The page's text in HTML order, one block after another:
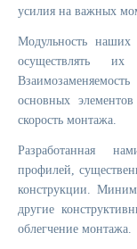
усилия на важных
Модульность наших
осуществлять
основных
скорость монтажа.
Разработанная
профилей,
конструкции.
другие
облегчение монтажа.